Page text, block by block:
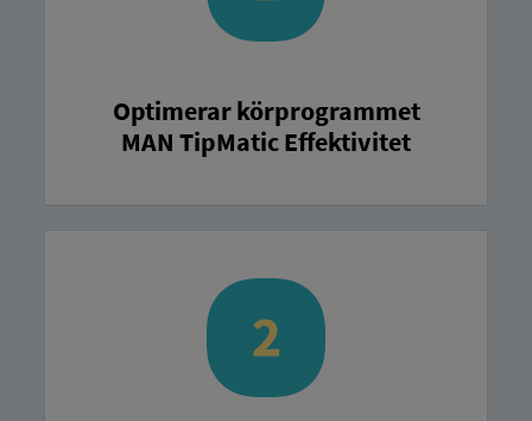
Optimerar körprogrammet
MAN TipMatic Effektivitet